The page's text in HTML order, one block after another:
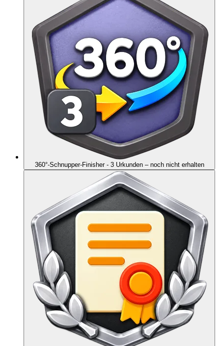
360°-Schnupper-Finisher - 3 Urkunden – noch nicht erhalten